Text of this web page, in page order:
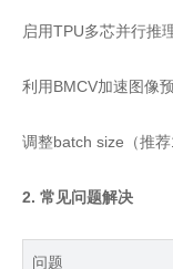
启用TPU多芯并行推
利用BMCV加速图像
调整batch size（推荐
2. 常见问题解决
问题